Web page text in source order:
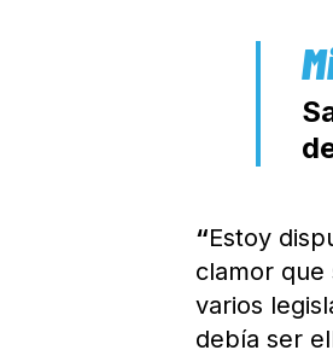
“Estoy
clamor que
varios
debía ser